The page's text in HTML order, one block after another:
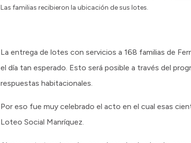
Las familias recibieron la ubicación de sus lotes.
La entrega de lotes con servicios a 168 familias de
el día tan esperado. Esto será posible a través del
respuestas habitacionales.
Por eso fue muy celebrado el acto en el cual esas
Loteo Social Manríquez.